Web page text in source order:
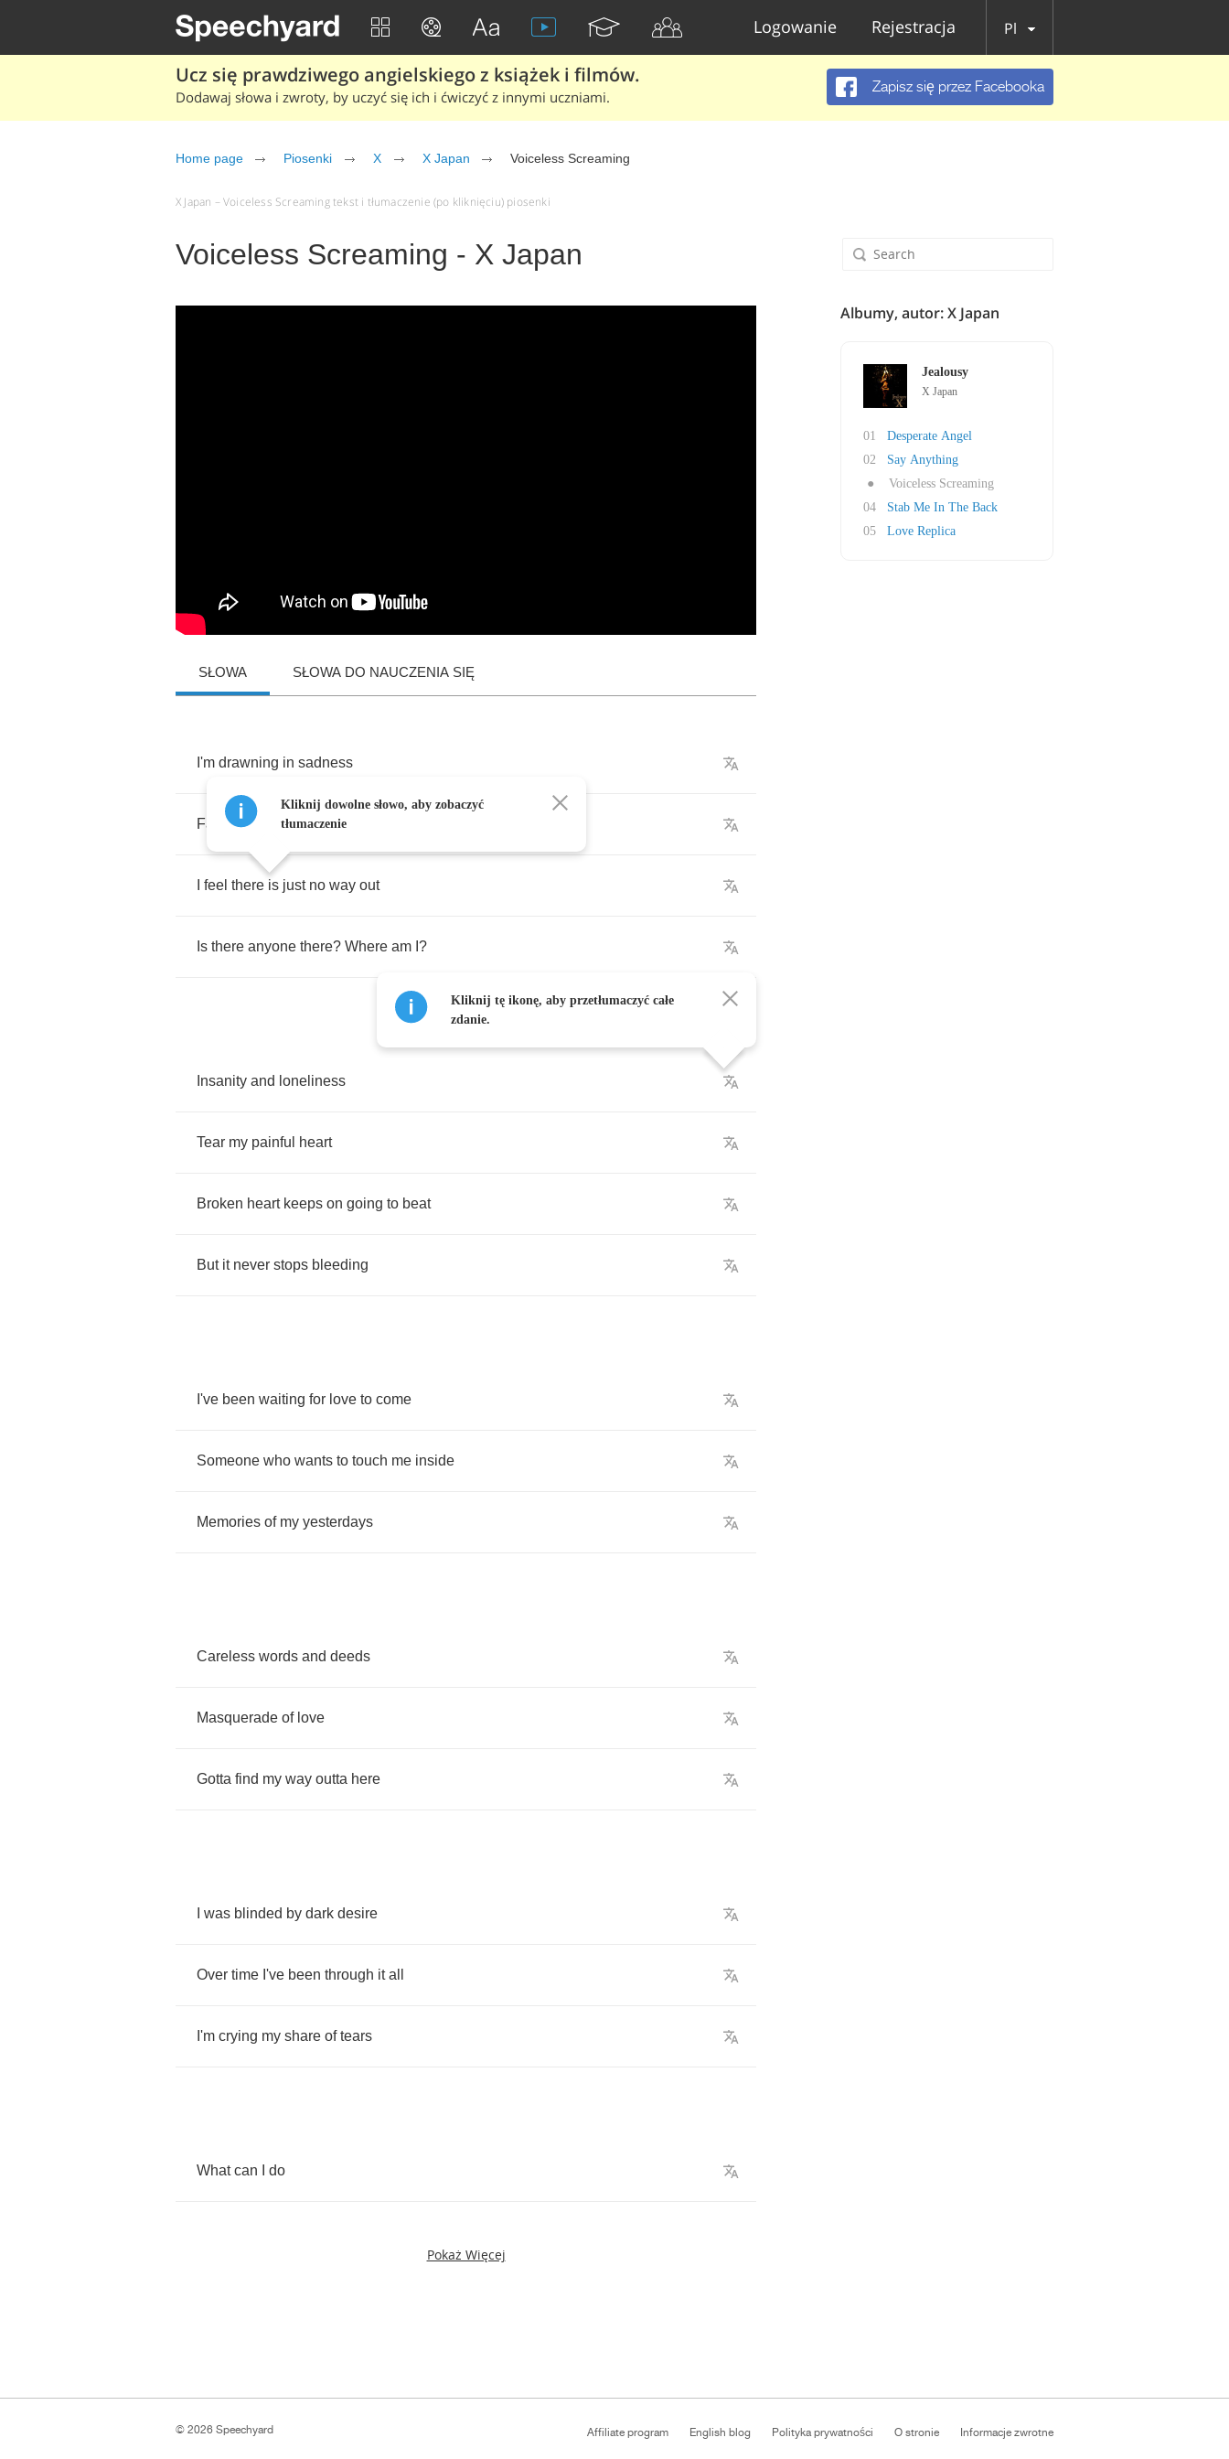
Logowanie Rejestracja Pl
Ucz się prawdziwego angielskiego z książek i filmów.
Dodawaj słowa i zwroty, by uczyć się ich i ćwiczyć z innymi uczniami.
Zapisz się przez Facebooka
Home page Piosenki X X Japan Voiceless Screaming
X Japan – Voiceless Screaming tekst i tłumaczenie (po kliknięciu) piosenki
Voiceless Screaming - X Japan
SŁOWA SŁOWA DO NAUCZENIA SIĘ
I'm drawning in sadness
Falling far behind
feel there is just no way out
Is there anyone there? Where am ?
Insanity and loneliness
Tear my painful heart
Broken heart keeps on going to beat
But it never stops bleeding
I've been waiting for love to come
Someone who wants to touch me inside
Memories of my yesterdays
Careless words and deeds
Masquerade of love
Gotta find my way outta here
was blinded by dark desire
Over time I've been through it all
I'm crying my share of tears
What can do
Pokaż Więcej
Kliknij dowolne słowo, aby zobaczyć
tłumaczenie
Kliknij tę ikonę, aby przetłumaczyć całe
zdanie.
Albumy, autor: X Japan
Jealousy
X Japan
01
Desperate Angel
02
Say Anything
●
Voiceless Screaming
04
Stab Me In The Back
05
Love Replica
Affiliate program English blog Polityka prywatności O stronie Informacje zwrotne
© 2026 Speechyard